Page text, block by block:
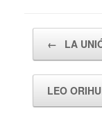
← LA
LEO